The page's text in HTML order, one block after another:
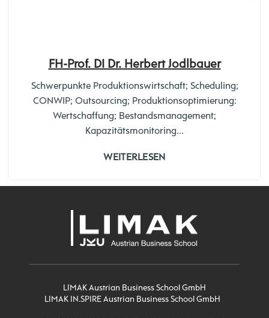
FH-Prof. DI Dr. Herbert Jodlbauer
Schwerpunkte Produktionswirtschaft; Scheduling;
CONWIP; Outsourcing; Produktionsoptimierung:
Wertschaffung; Bestandsmanagement;
Kapazitätsmonitoring...
WEITERLESEN
LIMAK Austrian Business School GmbH
LIMAK IN.SPIRE Austrian Business School GmbH